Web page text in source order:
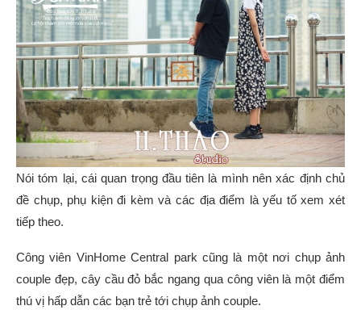
Nói tóm lại, cái quan trọng đầu tiên là mình nên xác định chủ
đề chụp, phụ kiện đi kèm và các địa điểm là yếu tố xem xét
tiếp theo.
Công viên VinHome Central park cũng là một nơi chụp ảnh
couple đẹp, cây cầu đỏ bắc ngang qua công viên là một điểm
thú vị hấp dẫn các bạn trẻ tới chụp ảnh couple.